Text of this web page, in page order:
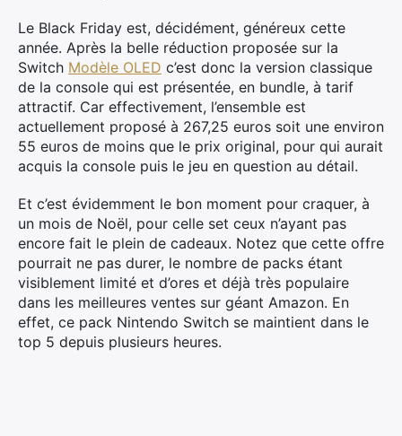
Le Black Friday est, décidément, généreux cette
année. Après la belle réduction proposée sur la
Switch Modèle OLED c’est donc la version classique
de la console qui est présentée, en bundle, à tarif
attractif. Car effectivement, l’ensemble est
actuellement proposé à 267,25 euros soit une environ
55 euros de moins que le prix original, pour qui aurait
acquis la console puis le jeu en question au détail.
Et c’est évidemment le bon moment pour craquer, à
un mois de Noël, pour celle set ceux n’ayant pas
encore fait le plein de cadeaux. Notez que cette offre
pourrait ne pas durer, le nombre de packs étant
visiblement limité et d’ores et déjà très populaire
dans les meilleures ventes sur géant Amazon. En
effet, ce pack Nintendo Switch se maintient dans le
top 5 depuis plusieurs heures.